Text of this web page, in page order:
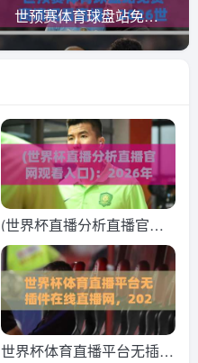
世预赛体育球盘站免费高清观看直播：2026世预赛观赛指南，高清直播不花钱
(世界杯直播分析直播官网
观看入口)：2026年看球必
备，这几个平台你真的会选
吗？
世界杯体育直播平台无插件